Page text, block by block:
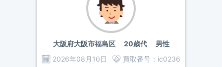
大阪府大阪市福島区20歳代 男性
2026年08月10日
買取番号： ic0236